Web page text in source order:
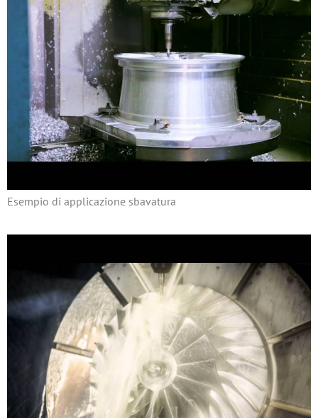
Esempio di applicazione sbavatura